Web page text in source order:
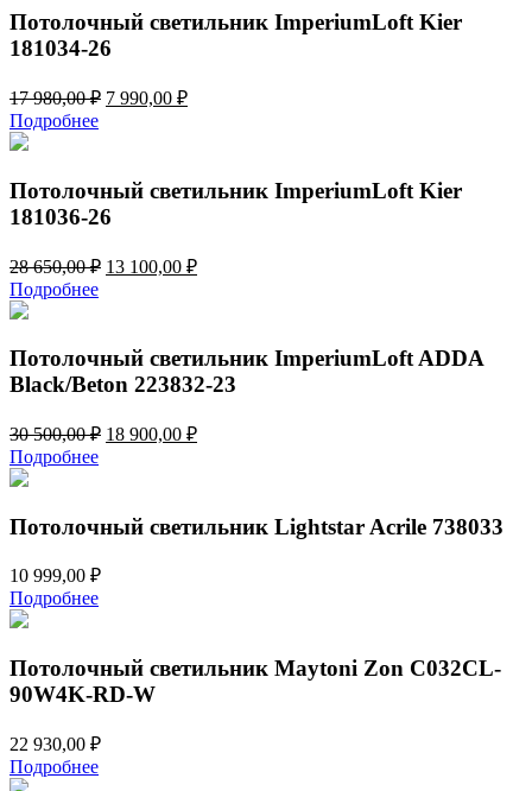
270,00 ₽.
Потолочный светильник ImperiumLoft Kier
181034-26
17 980,00₽ Первоначальная
980,00 ₽.
7 990,00 ₽Текущая
Подробнее
Потолочный светильник ImperiumLoft Kier
181036-26
28 650,00₽ Первоначальная
650,00 ₽.
13 100,00 ₽Текущая
Подробнее
Потолочный светильник ImperiumLoft ADDA
Black/Beton 223832-23
30 500,00₽ Первоначальная
500,00 ₽.
18 900,00 ₽Текущая
Подробнее
Потолочный светильник Lightstar Acrile 738033
10 999,00 ₽
Подробнее
Потолочный светильник Maytoni Zon C032CL-
90W4K-RD-W
22 930,00 ₽
Подробнее